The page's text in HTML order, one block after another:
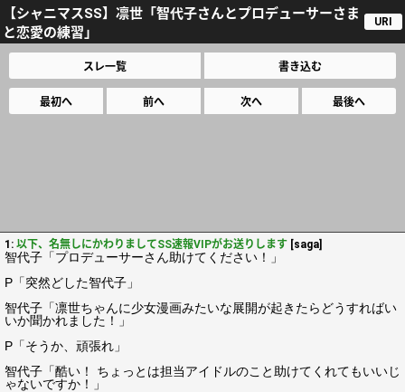
【シャニマスSS】凛世「智代子さんとプロデューサーさま
と恋愛の練習」
URI
スレ一覧 書き込む
最初へ 前へ 次へ 最後へ
1: 以下、名無しにかわりましてSS速報VIPがお送りします [saga]
智代子「プロデューサーさん助けてください！」
P「突然どした智代子」
智代子「凛世ちゃんに少女漫画みたいな展開が起きたらどうすればい
いか聞かれました！」
P「そうか、頑張れ」
智代子「酷い！ ちょっとは担当アイドルのこと助けてくれてもいいじ
ゃないですか！」